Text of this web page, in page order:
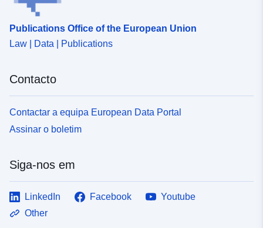
Identificadores:
Período de
Publications Office of the European Union
Law | Data | Publications
Contacto
Contactar a equipa European Data Portal
Assinar o boletim
Siga-nos em
LinkedIn Facebook
Youtube
Other